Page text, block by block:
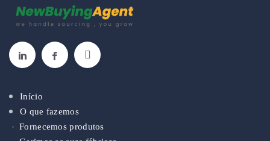
Início
O que fazemos
Fornecemos produtos